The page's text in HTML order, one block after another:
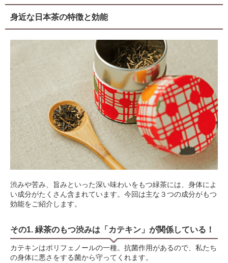
身近な日本茶の特徴と効能
渋みや苦み、旨みといった深い味わいをもつ緑茶には、身体によ
い成分がたくさん含まれています。今回は主な３つの成分がもつ
効能をご紹介します。
その1. 緑茶のもつ渋みは「カテキン」が関係している！
カテキンはポリフェノールの一種。抗菌作用があるので、私たち
の身体に悪さをする菌から守ってくれます。